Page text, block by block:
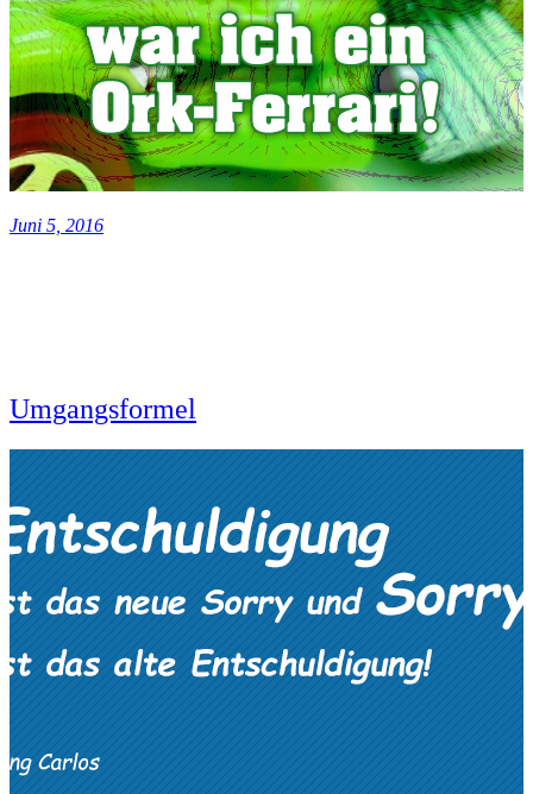
Juni 5, 2016
Umgangsformel